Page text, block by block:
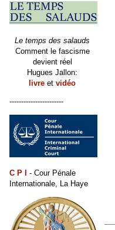
Le temps des salauds
Comment le fascisme
devient réel
Hugues Jallon:
livre et vidéo
-----------------------
C P I
- Cour Pénale
Internationale, La Haye